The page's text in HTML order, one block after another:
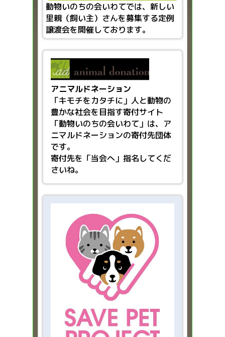
動物いのちの会いわてでは、新しい
里親（飼い主）さんを募集する定例
譲渡会を開催しております。
アニマルドネーション
「キモチをカタチに」人と動物の
豊かな社会を目指す寄付サイト
「動物いのちの会いわて」は、ア
ニマルドネーションの寄付先団体
です。
寄付先を「当会へ」指名してくだ
さいね。